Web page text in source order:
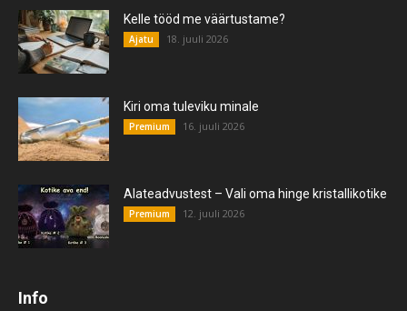
Kelle tööd me väärtustame?
Ajatu 18. juuli 2026
Kiri oma tuleviku minale
Premium 16. juuli 2026
Alateadvustest – Vali oma hinge kristallikotike
Premium 12. juuli 2026
Info